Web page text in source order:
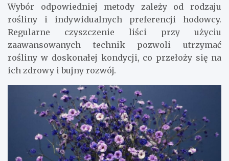
Wybór odpowiedniej metody zależy od rodzaju
rośliny i indywidualnych preferencji hodowcy.
Regularne czyszczenie liści przy użyciu
zaawansowanych technik pozwoli utrzymać
rośliny w doskonałej kondycji, co przełoży się na
ich zdrowy i bujny rozwój.